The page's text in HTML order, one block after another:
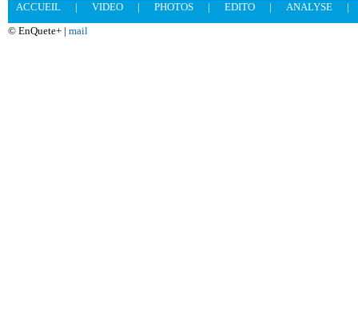
ACCUEIL | VIDEO | PHOTOS | EDITO | ANALYSE
|
© EnQuete+ | mail